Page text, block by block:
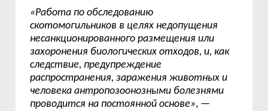
«Работа по обследованию
скотомогильников в целях недопущения
несанкционированного размещения или
захоронения биологических отходов, и, как
следствие, предупреждение
распространения, заражения животных и
человека антропозоонозными болезнями
проводится на постоянной основе», —